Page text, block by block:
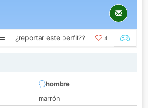
¿reportar este perfil?? 4
hombre
marrón